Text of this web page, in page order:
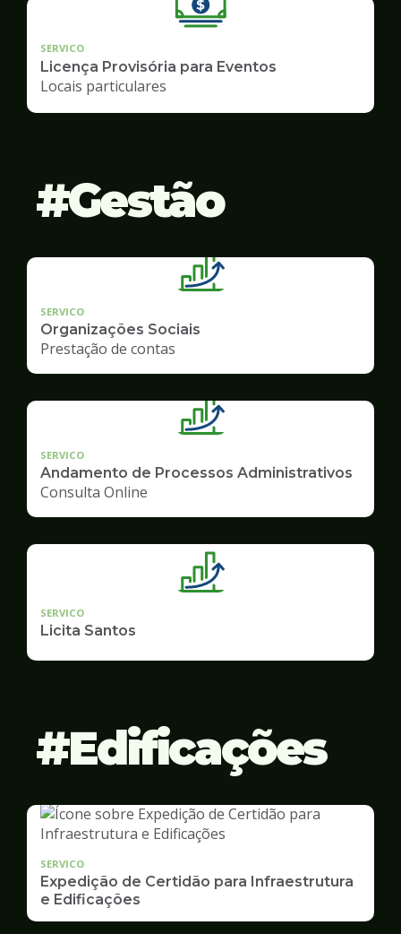
SERVICO
Licença Provisória para Eventos
Locais particulares
Gestão
SERVICO
Organizações Sociais
Prestação de contas
SERVICO
Andamento de Processos Administrativos
Consulta Online
SERVICO
Licita Santos
Edificações
SERVICO
Expedição de Certidão para Infraestrutura
e Edificações